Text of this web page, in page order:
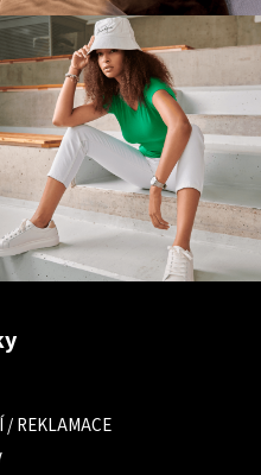
/ REKLAMACE